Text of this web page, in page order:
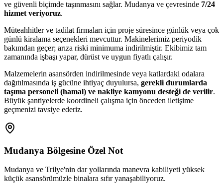
ve güvenli biçimde taşınmasını sağlar. Mudanya ve çevresinde 7/24
hizmet veriyoruz.
Müteahhitler ve tadilat firmaları için proje süresince günlük veya çok
günlü kiralama seçenekleri mevcuttur. Makinelerimiz periyodik
bakımdan geçer; arıza riski minimuma indirilmiştir. Ekibimiz tam
zamanında işbaşı yapar, dürüst ve uygun fiyatlı çalışır.
Malzemelerin asansörden indirilmesinde veya katlardaki odalara
dağıtılmasında iş gücüne ihtiyaç duyulursa, gerekli durumlarda
taşıma personeli (hamal) ve nakliye kamyonu desteği de verilir.
Büyük şantiyelerde koordineli çalışma için önceden iletişime
geçmenizi tavsiye ederiz.
Mudanya Bölgesine Özel Not
Mudanya ve Trilye'nin dar yollarında manevra kabiliyeti yüksek
küçük asansörümüzle binalara sıfır yanaşabiliyoruz.